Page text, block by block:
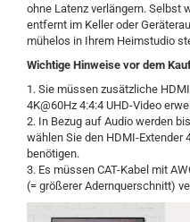
ohne Latenz verlängern. Selbst
entfernt im Keller oder
mühelos in Ihrem Heimstudio
Wichtige Hinweise vor dem
1. Sie müssen zusätzliche
4K@60Hz 4:4:4 UHD-Video
2. In Bezug auf Audio werden
wählen Sie den HDMI-Extender
benötigen.
3. Es müssen CAT-Kabel mit
(= größerer Adernquerschnitt)